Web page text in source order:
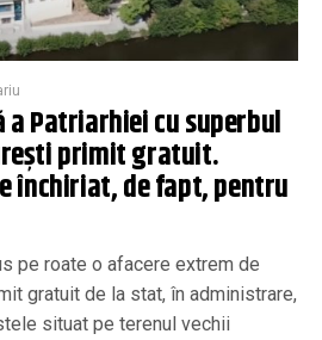
a Patriarhiei cu superbul
primit gratuit.
închiriat, de fapt, pentru
pe roate o afacere extrem de
gratuit de la stat, în administrare,
situat pe terenul vechii